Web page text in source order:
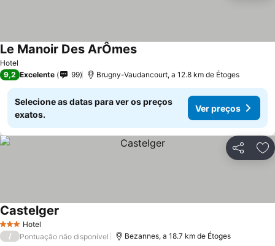
Hotel
Le Manoir Des ArÔmes
9,2 Excelente 99 Brugny-Vaudancourt, a 12.8 km de Étoges
Selecione as datas para ver os preços
exatos.
Ver preços
Partilhar
3 EstrelasHotel
Castelger
/ Pontuação não disponível Bezannes, a 18.7 km de Étoges